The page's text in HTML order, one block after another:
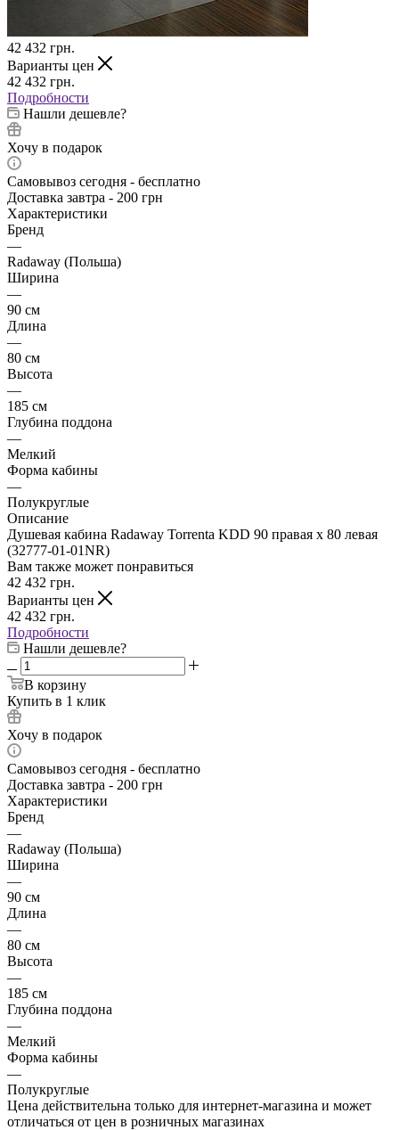
42 432 грн.
Варианты цен
42 432 грн.
Подробности
Нашли дешевле?
Хочу в подарок
Самовывоз сегодня - бесплатно
Доставка завтра - 200 грн
Характеристики
Бренд
—
Radaway (Польша)
Ширина
—
90 см
Длина
—
80 см
Высота
—
185 см
Глубина поддона
—
Мелкий
Форма кабины
—
Полукруглые
Описание
Душевая кабина Radaway Torrenta KDD 90 правая x 80 левая
(32777-01-01NR)
Вам также может понравиться
42 432 грн.
Варианты цен
42 432 грн.
Подробности
Нашли дешевле?
В корзину
Купить в 1 клик
Хочу в подарок
Самовывоз сегодня - бесплатно
Доставка завтра - 200 грн
Характеристики
Бренд
—
Radaway (Польша)
Ширина
—
90 см
Длина
—
80 см
Высота
—
185 см
Глубина поддона
—
Мелкий
Форма кабины
—
Полукруглые
Цена действительна только для интернет-магазина и может
отличаться от цен в розничных магазинах